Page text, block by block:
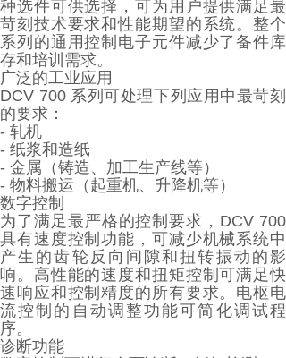
种选件可供选择，可为用户提供满足最
苛刻技术要求和性能期望的系统。整个
系列的通用控制电子元件减少了备件库
存和培训需求。
广泛的工业应用
DCV 700 系列可处理下列应用中最苛刻
的要求：
- 轧机
- 纸浆和造纸
- 金属（铸造、加工生产线等）
- 物料搬运（起重机、升降机等）
数字控制
为了满足最严格的控制要求，DCV 700
具有速度控制功能，可减少机械系统中
产生的齿轮反向间隙和扭转振动的影
响。高性能的速度和扭矩控制可满足快
速响应和控制精度的所有要求。电枢电
流控制的自动调整功能可简化调试程
序。
诊断功能